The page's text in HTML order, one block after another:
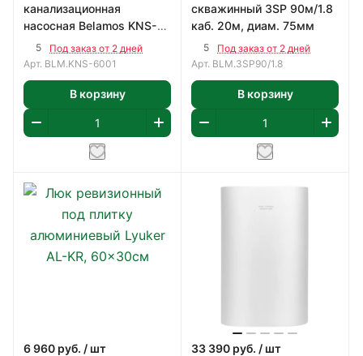
канализационная
насосная Belamos KNS-
6001 (9,5м) 150л/мин, с
измельчителем
5
Под заказ от 2 дней
Арт. BLM.KNS-6001
В корзину
скважинный 3SP 90м/1.8
каб. 20м, диам. 75мм
5
Под заказ от 2 дней
Арт. BLM.3SP90/1.8
В корзину
6 960 руб. / шт
33 390 руб. / шт